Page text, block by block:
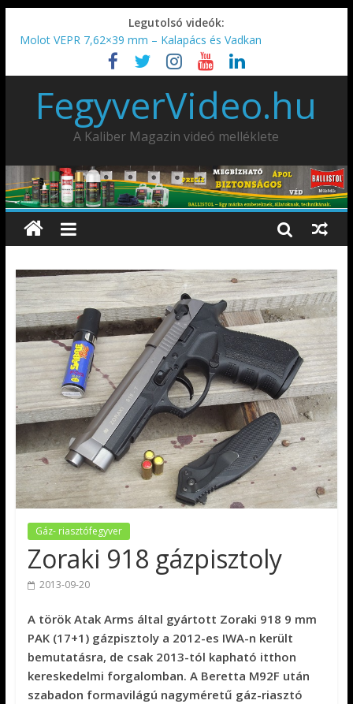
Legutolsó videók:
Molot VEPR 7,62×39 mm – Kalapács és Vadkan
IDÉN IS INDUL: Fegyvertervező- és gyártó szakmérnöki,
illetve szakspecialista képzés!!!
IWA2026 – Puskák 1. rész
Ardesa Patriot “FAPADOS” .45 elöltöltő perkussziós pisztoly
AMD-65 oktató METSZET
FegyverVideo.hu
A Kaliber Magazin videó melléklete
Gáz- riasztófegyver
Zoraki 918 gázpisztoly
2013-09-20
A török Atak Arms által gyártott Zoraki 918 9 mm
PAK (17+1) gázpisztoly a 2012-es IWA-n került
bemutatásra, de csak 2013-tól kapható itthon
kereskedelmi forgalomban. A Beretta M92F után
szabadon formavilágú nagyméretű gáz-riasztó